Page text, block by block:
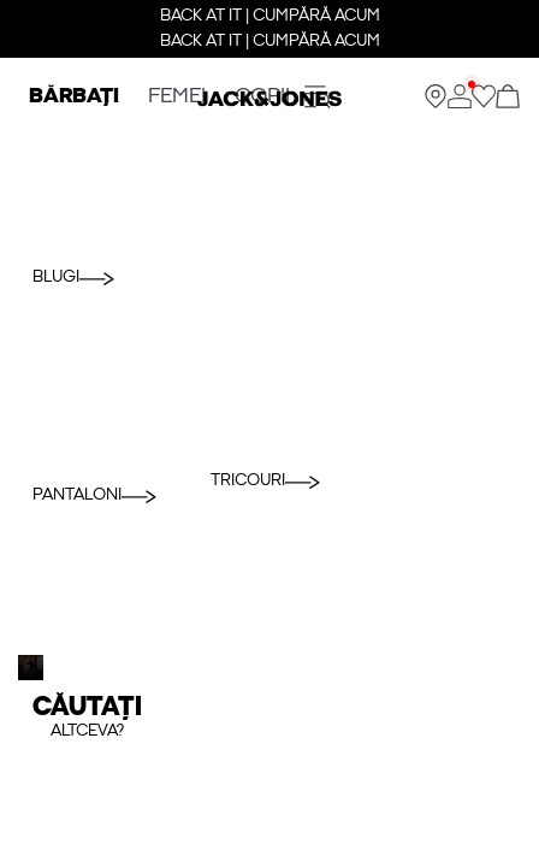
BACK AT IT | CUMPĂRĂ ACUM
BACK AT IT | CUMPĂRĂ ACUM
BĂRBAȚI FEMEI COPII
BLUGI
PANTALONI
TRICOURI
CĂUTAȚI
ALTCEVA?